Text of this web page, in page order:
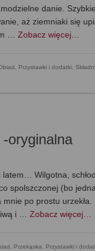
danie.
aż ziemniaki się
…Zobacz więcej…
, Przystawki i dodatki,
-oryginalna
Wilgotna,
spolszczonej (bo
po prostu urzekła.
i …Zobacz więcej…
, Przekąska, Przystawki i